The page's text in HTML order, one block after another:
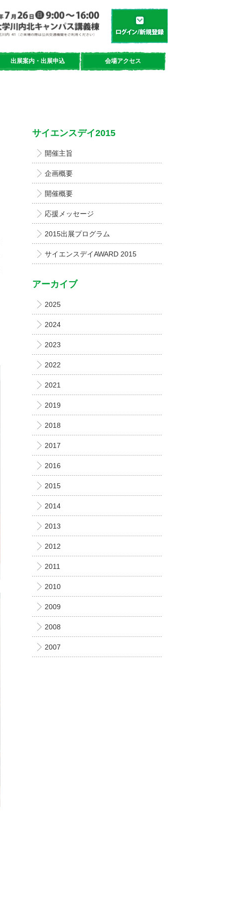
学都「仙台・宮城」サイエンスデイ
出展案内・出展申込 会場アクセス
サイエンスデイ2015
開催主旨
企画概要
開催概要
応援メッセージ
2015出展プログラム
サイエンスデイAWARD 2015
アーカイブ
2025
2024
2023
2022
2021
2019
2018
2017
2016
2015
2014
2013
2012
2011
2010
2009
2008
2007